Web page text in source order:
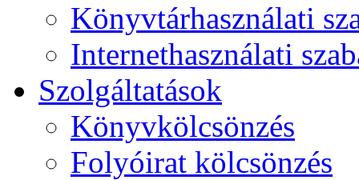
Könyvtárhasználati
Internethasználati
Szolgáltatások
Könyvkölcsönzés
Folyóirat kölcsönzés